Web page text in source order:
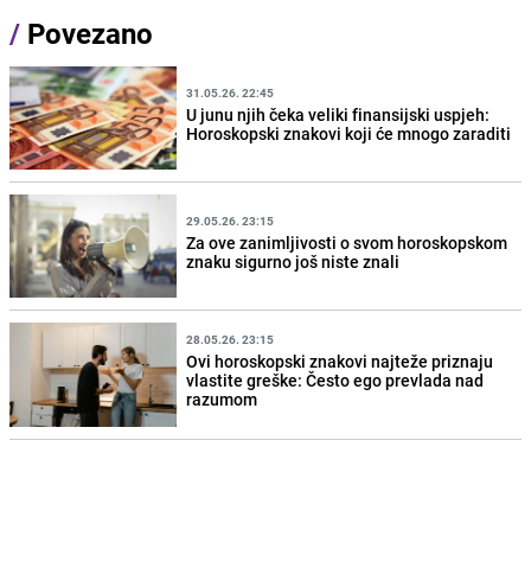
/ Povezano
31.05.26. 22:45
U junu njih čeka veliki finansijski uspjeh:
Horoskopski znakovi koji će mnogo zaraditi
29.05.26. 23:15
Za ove zanimljivosti o svom horoskopskom
znaku sigurno još niste znali
28.05.26. 23:15
Ovi horoskopski znakovi najteže priznaju
vlastite greške: Često ego prevlada nad
razumom